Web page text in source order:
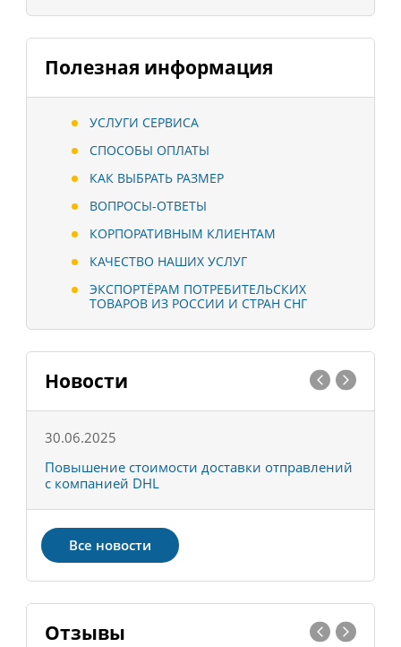
Полезная информация
УСЛУГИ СЕРВИСА
СПОСОБЫ ОПЛАТЫ
КАК ВЫБРАТЬ РАЗМЕР
ВОПРОСЫ-ОТВЕТЫ
КОРПОРАТИВНЫМ КЛИЕНТАМ
КАЧЕСТВО НАШИХ УСЛУГ
ЭКСПОРТЁРАМ ПОТРЕБИТЕЛЬСКИХ
ТОВАРОВ ИЗ РОССИИ И СТРАН СНГ
Новости
30.06.2025
Повышение стоимости доставки отправлений
с компанией DHL
Все новости
Отзывы